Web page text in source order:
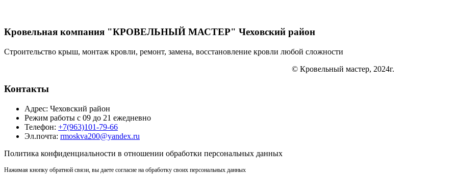
Кровельная компания "КРОВЕЛЬНЫЙ МАСТЕР" Чеховский район
Строительство крыш, монтаж кровли, ремонт, замена, восстановление кровли любой сложности
© Кровельный мастер, 2024г.
Контакты
Адрес: Чеховский район
Режим работы с 09 до 21 ежедневно
Телефон: +7(963)101-79-66
Эл.почта: rmoskva200@yandex.ru
Политика конфиденциальности в отношении обработки персональных данных
Нажимая кнопку обратной связи, вы даете согласие на обработку своих персональных данных